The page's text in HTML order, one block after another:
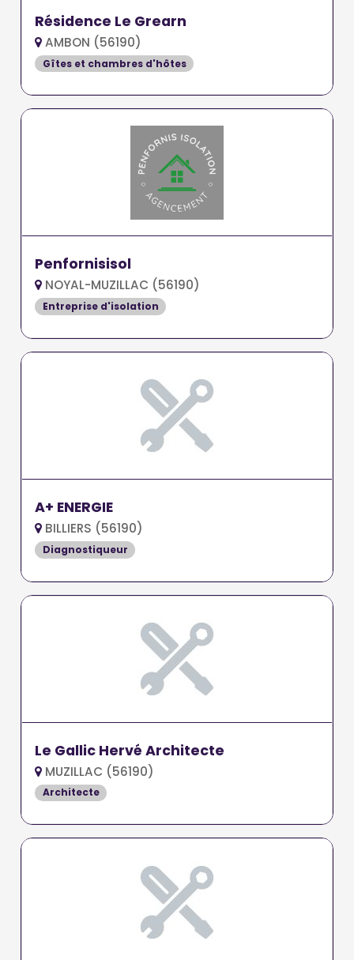
Résidence Le Grearn
AMBON (56190)
Gîtes et chambres d'hôtes
Penfornisisol
NOYAL-MUZILLAC (56190)
Entreprise d'isolation
A+ ENERGIE
BILLIERS (56190)
Diagnostiqueur
Le Gallic Hervé Architecte
MUZILLAC (56190)
Architecte